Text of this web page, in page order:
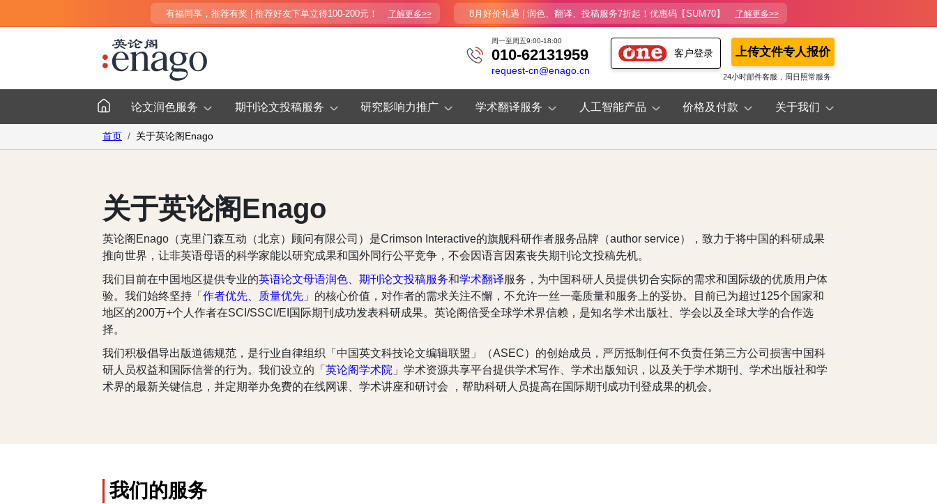
有福同享，推荐有奖 | 推荐好友下单立得100-200元！ 了解更多>> 8月好价礼遇 | 润色、翻译、投稿服务7折起！优惠码【SUM70】 了解更多>>
上传文件专人报价
24小时邮件客服，周日照常服务
客户登录
周一至周五9:00-18:00
010-62131959
request-cn@enago.cn
论文润色服务 期刊论文投稿服务 研究影响力推广 学术翻译服务 人工智能产品 价格及付款 关于我们
首页 关于英论阁Enago
关于英论阁Enago
英论阁Enago（克里门森互动（北京）顾问有限公司）是Crimson Interactive的旗舰科研作者服务品牌（author service），致力于将中国的科研成果
推向世界，让非英语母语的科学家能以研究成果和国外同行公平竞争，不会因语言因素丧失期刊论文投稿先机。
我们目前在中国地区提供专业的英语论文母语润色 期刊论文投稿服务和学术翻译服务，为中国科研人员提供切合实际的需求和国际级的优质用户体
验。我们始终坚持「 作者优先、质量优先 」的核心价值，对作者的需求关注不懈，不允许一丝一毫质量和服务上的妥协。目前已为超过125个国家和
地区的200万+个人作者在SCI/SSCI/EI国际期刊成功发表科研成果。英论阁倍受全球学术界信赖，是知名学术出版社、学会以及全球大学的合作选
择。
我们积极倡导出版道德规范，是行业自律组织「中国英文科技论文编辑联盟」（ASEC）的创始成员，严厉抵制任何不负责任第三方公司损害中国科
研人员权益和国际信誉的行为。我们设立的「 英论阁学术院 」学术资源共享平台提供学术写作、学术出版知识，以及关于学术期刊、学术出版社和学
术界的最新关键信息，并定期举办免费的在线网课、学术讲座和研讨会 ，帮助科研人员提高在国际期刊成功刊登成果的机会。
我们的服务